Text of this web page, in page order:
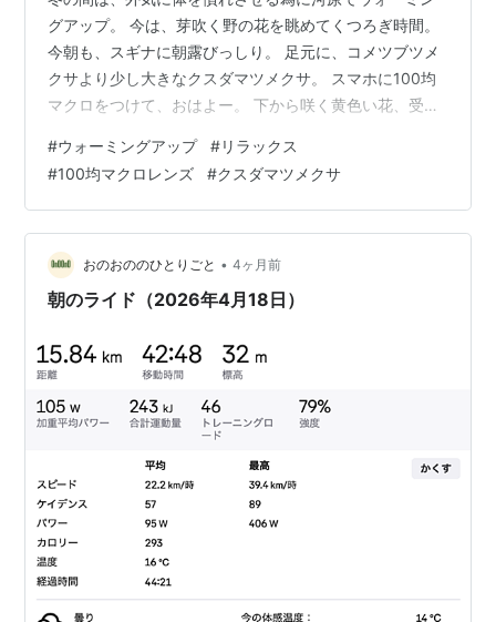
グアップ。 今は、芽吹く野の花を眺めてくつろぎ時間。
今朝も、スギナに朝露びっしり。 足元に、コメツブツメ
クサより少し大きなクスダマツメクサ。 スマホに100均
マクロをつけて、おはよー。 下から咲く黄色い花、受粉
ちいさな恋人 』 その割には暑さ寒さに強く、乾燥だって
平気。 逞しいね、ワシもあやかりたい。 ほな、行ってき
ま～す。
#ウォーミングアップ #リラックス
#100均マクロレンズ #クスダマツメクサ
おのおののひとりごと • 4ヶ月前
朝のライド（2026年4月18日）